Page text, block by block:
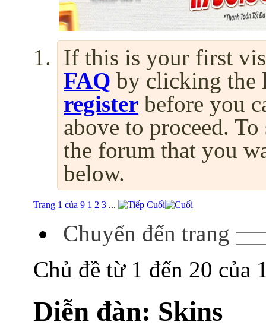
If this is your first
FAQ by clicking the
register before you
above to proceed.
the forum that you
below.
Trang 1 của 9 1 2 3 ... Cuối
Chuyển đến trang
Chủ đề từ 1 đến 20 của
Diễn đàn: Skins